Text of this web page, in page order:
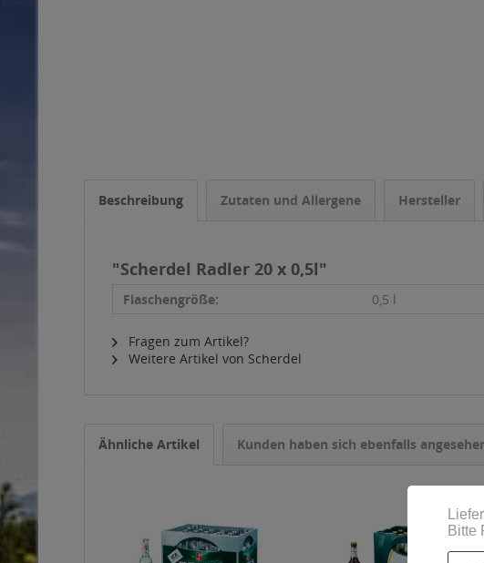
Beschreibung Zutaten und Allergene Hersteller
"Scherdel Radler 20 x 0,5l"
Flaschengröße: 0,5 l
Fragen zum Artikel?
Weitere Artikel von Scherdel
Ähnliche Artikel Kunden haben sich ebenfalls